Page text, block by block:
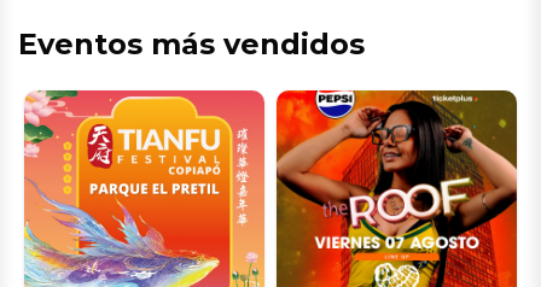
Eventos más vendidos